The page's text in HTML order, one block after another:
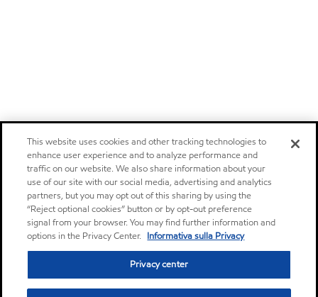
This website uses cookies and other tracking technologies to
enhance user experience and to analyze performance and
traffic on our website. We also share information about your
use of our site with our social media, advertising and analytics
partners, but you may opt out of this sharing by using the
“Reject optional cookies” button or by opt-out preference
signal from your browser. You may find further information and
options in the Privacy Center. Informativa sulla Privacy
Privacy center